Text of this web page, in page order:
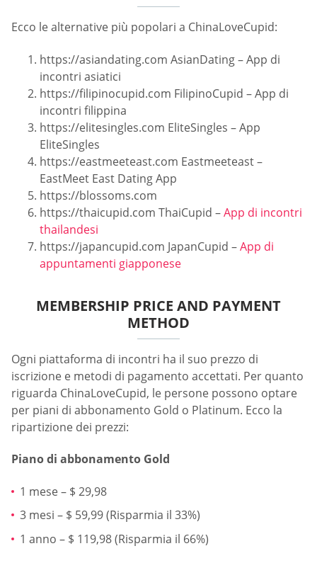
Ecco le alternative più popolari a ChinaLoveCupid:
https://asiandating.com AsianDating – App di
incontri asiatici
https://filipinocupid.com FilipinoCupid – App di
incontri filippina
https://elitesingles.com EliteSingles – App
EliteSingles
https://eastmeeteast.com Eastmeeteast –
EastMeet East Dating App
https://blossoms.com
https://thaicupid.com ThaiCupid –App di incontri
thailandesi
https://japancupid.com JapanCupid –App di
appuntamenti giapponese
MEMBERSHIP PRICE AND PAYMENT
METHOD
Ogni piattaforma di incontri ha il suo prezzo di
iscrizione e metodi di pagamento accettati. Per quanto
riguarda ChinaLoveCupid, le persone possono optare
per piani di abbonamento Gold o Platinum. Ecco la
ripartizione dei prezzi:
Piano di abbonamento Gold
1 mese – $ 29,98
3 mesi – $ 59,99 (Risparmia il 33%)
1 anno – $ 119,98 (Risparmia il 66%)